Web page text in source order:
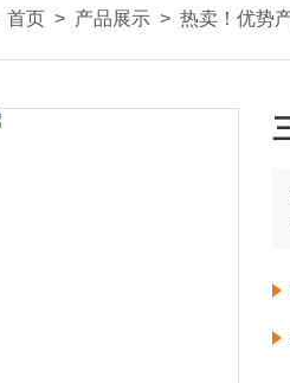
首页 > 产品展示 > 热卖！优势